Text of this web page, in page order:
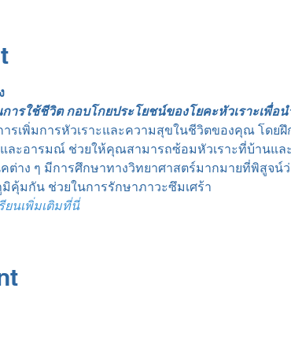
การใช้ชีวิต กอบโกยประโยชน์ของโยคะหัวเราะเพื่อ
รเพิ่มการหัวเราะและความสุขในชีวิตของคุณ โดยฝึ
ละอารมณ์ ช่วยให้คุณสามารถซ้อมหัวเราะที่บ้านแ
าง ๆ มีการศึกษาทางวิทยาศาสตร์มากมายที่พิสูจน์
คุ้มกัน ช่วยในการรักษาภาวะซึมเศร้า
ยนเพิ่มเติมที่นี่